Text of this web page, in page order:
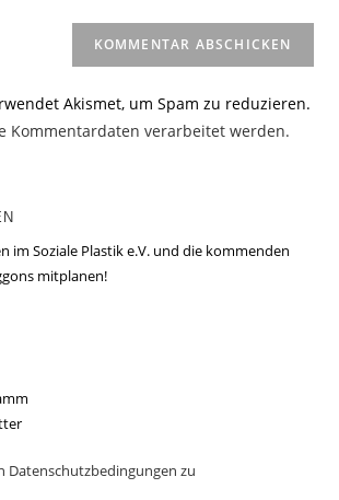
Akismet, um Spam zu reduzieren.
Kommentardaten verarbeitet werden.
im Soziale Plastik e.V. und die kommenden
mitplanen!
Datenschutzbedingungen zu